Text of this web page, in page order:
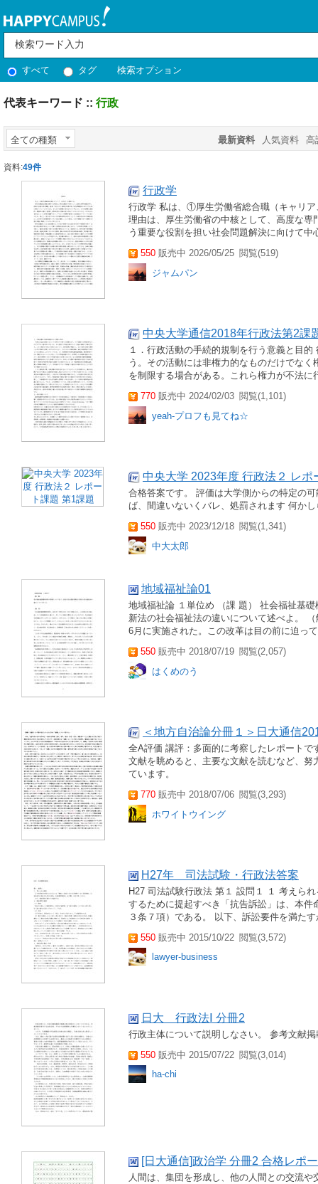
すべて タグ 検索オプション
代表キーワード :: 行政
全ての種類 最新資料 人気資料 高
資料:49件
行政学
行政学 私は、①厚生労働省総合職（キャリ
理由は、厚生労働省の中核として、高度な
う重要な役割を担い社会問題解決に向けて
550 販売中 2026/05/25 閲覧(519)
ジャムパン
中央大学通信2018年行政法第2課
１．行政活動の手続的規制を行う意義と目
う。その活動には非権力的なものだけでな
を制限する場合がある。これら権力が不法
770 販売中 2024/02/03 閲覧(1,101)
yeah-プロフも見てね☆
中央大学 2023年度 行政法２ レポ
合格答案です。 評価は大学側からの特定の
ば、間違いないくバレ、処罰されます 何か
550 販売中 2023/12/18 閲覧(1,341)
中大太郎
地域福祉論01
地域福祉論 １単位め （課 題） 社会福祉基
新法の社会福祉法の違いについて述べよ。
6月に実施された。この改革は目の前に迫っ
550 販売中 2018/07/19 閲覧(2,057)
はくめのう
＜地方自治論分冊１＞日大通信
全A評価 講評：多面的に考察したレポート
文献を眺めると、主要な文献を読むなど、
ています。
770 販売中 2018/07/06 閲覧(3,293)
ホワイトウイング
H27年 司法試験・行政法答案
H27 司法試験行政法 第１ 設問１ １ 考えら
するために提起すべき「抗告訴訟」は、本
３条７項）である。 以下、訴訟要件を満た
550 販売中 2015/10/22 閲覧(3,572)
lawyer-business
日大 行政法Ⅰ 分冊2
行政主体について説明しなさい。 参考文献掲
550 販売中 2015/07/22 閲覧(3,014)
ha-chi
[日大通信]政治学 分冊2 合格レポ
人間は、集団を形成し、他の人間との交流